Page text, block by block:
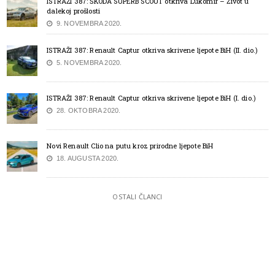
dalekoj prošlosti
9. NOVEMBRA 2020.
ISTRAŽI 387: Renault Captur otkriva skrivene ljepote BiH (II. dio.)
5. NOVEMBRA 2020.
ISTRAŽI 387: Renault Captur otkriva skrivene ljepote BiH (I. dio.)
28. OKTOBRA 2020.
Novi Renault Clio na putu kroz prirodne ljepote BiH
18. AUGUSTA 2020.
OSTALI ČLANCI